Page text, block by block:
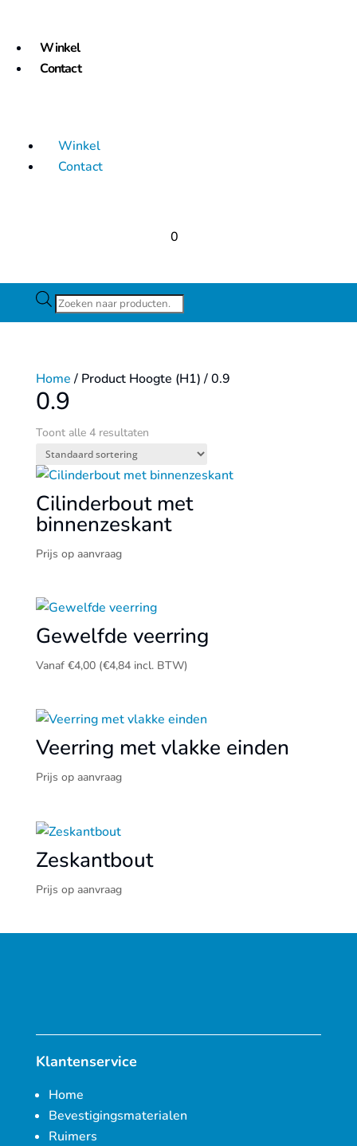
Winkel
Contact
Winkel
Contact
0
Producten
zoeken
Home/ Product Hoogte (H1) / 0.9
0.9
Toont alle 4 resultaten
Cilinderbout met
binnenzeskant
Prijs op aanvraag
Gewelfde veerring
Vanaf €4,00 (€4,84incl. BTW)
Veerring met vlakke einden
Prijs op aanvraag
Zeskantbout
Prijs op aanvraag
Klantenservice
Home
Bevestigingsmaterialen
Ruimers